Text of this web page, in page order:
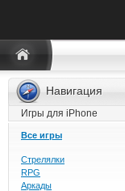
Навигация
Игры для iPhone
Все игры
Стрелялки
RPG
Аркады